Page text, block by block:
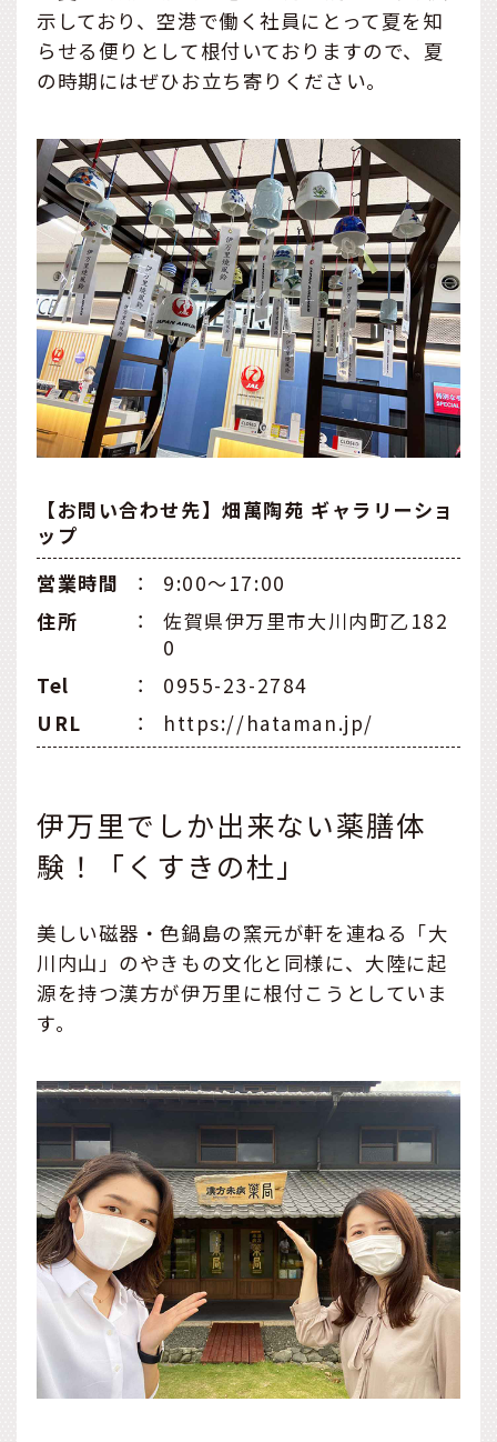
示しており、空港で働く社員にとって夏を知
らせる便りとして根付いておりますので、夏
の時期にはぜひお立ち寄りください。
【お問い合わせ先】畑萬陶苑 ギャラリーショ
ップ
営業時間
：
9:00～17:00
住所
：
佐賀県伊万里市大川内町乙182
0
Tel
：
0955-23-2784
URL
： https://hataman.jp/
伊万里でしか出来ない薬膳体
験！「くすきの杜」
美しい磁器・色鍋島の窯元が軒を連ねる「大
川内山」のやきもの文化と同様に、大陸に起
源を持つ漢方が伊万里に根付こうとしていま
す。